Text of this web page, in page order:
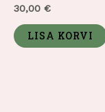
Hinnanguga
0
5
30,00 €
LISA KORVI